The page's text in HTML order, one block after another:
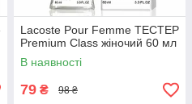
Lacoste Pour Femme ТЕСТЕР
Premium Class жіночий 60 мл
В наявності
79 ₴ 98 ₴